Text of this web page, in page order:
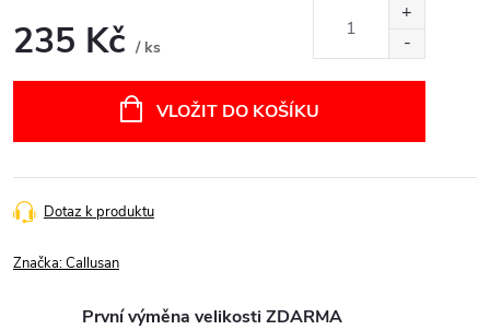
235 Kč / ks
VLOŽIT DO KOŠÍKU
Dotaz k produktu
Značka:Callusan
První výměna velikosti ZDARMA